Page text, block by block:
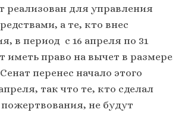
реализован для управления
а те, кто внес
в период с 16 апреля по 31
иметь право на вычет в размере
перенес начало этого
так что те, кто сделал
не будут